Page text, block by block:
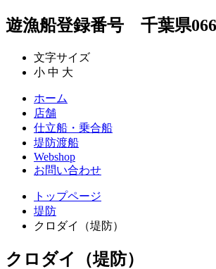
遊漁船登録番号 千葉県
文字サイズ
小 中 大
ホーム
店舗
仕立船・乗合船
堤防渡船
Webshop
お問い合わせ
トップページ
堤防
クロダイ（堤防）
クロダイ（堤防）